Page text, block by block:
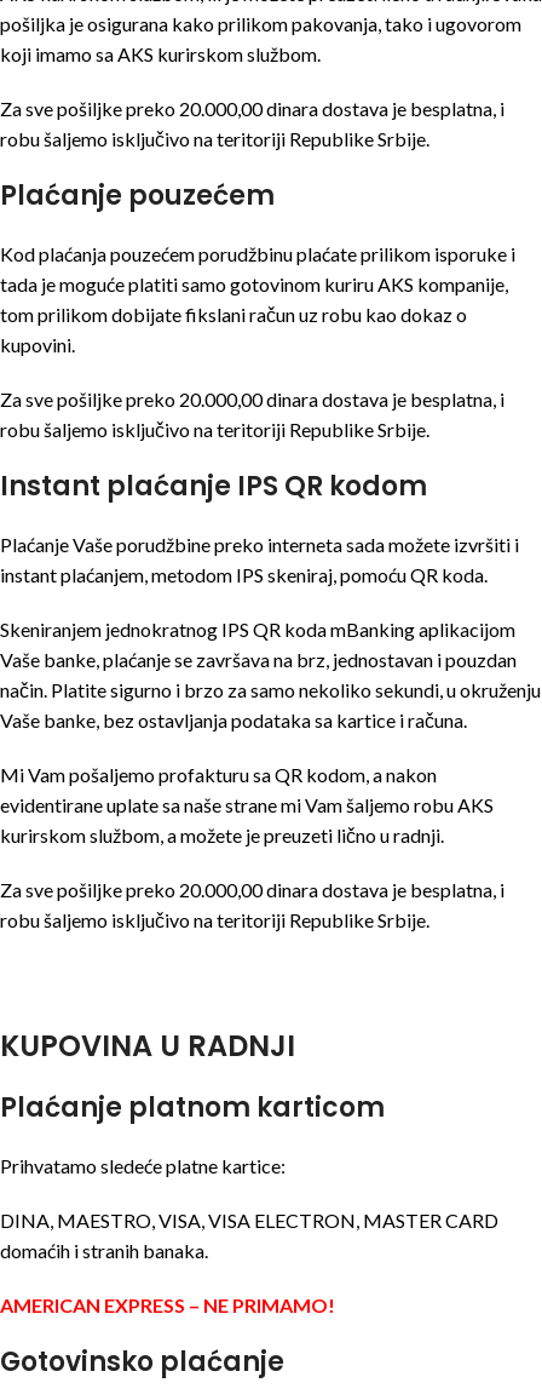
pošiljka je osigurana kako prilikom pakovanja, tako i ugovorom
koji imamo sa AKS kurirskom službom.
Za sve pošiljke preko 20.000,00 dinara dostava je besplatna, i
robu šaljemo isključivo na teritoriji Republike Srbije.
Plaćanje pouzećem
Kod plaćanja pouzećem porudžbinu plaćate prilikom isporuke i
tada je moguće platiti samo gotovinom kuriru AKS kompanije,
tom prilikom dobijate fikslani račun uz robu kao dokaz o
kupovini.
Za sve pošiljke preko 20.000,00 dinara dostava je besplatna, i
robu šaljemo isključivo na teritoriji Republike Srbije.
Instant plaćanje IPS QR kodom
Plaćanje Vaše porudžbine preko interneta sada možete izvršiti i
instant plaćanjem, metodom IPS skeniraj, pomoću QR koda.
Skeniranjem jednokratnog IPS QR koda mBanking aplikacijom
Vaše banke, plaćanje se završava na brz, jednostavan i pouzdan
način. Platite sigurno i brzo za samo nekoliko sekundi, u okruženju
Vaše banke, bez ostavljanja podataka sa kartice i računa.
Mi Vam pošaljemo profakturu sa QR kodom, a nakon
evidentirane uplate sa naše strane mi Vam šaljemo robu AKS
kurirskom službom, a možete je preuzeti lično u radnji.
Za sve pošiljke preko 20.000,00 dinara dostava je besplatna, i
robu šaljemo isključivo na teritoriji Republike Srbije.
KUPOVINA U RADNJI
Plaćanje platnom karticom
Prihvatamo sledeće platne kartice:
DINA, MAESTRO, VISA, VISA ELECTRON, MASTER CARD
domaćih i stranih banaka.
AMERICAN EXPRESS – NE PRIMAMO!
Gotovinsko plaćanje